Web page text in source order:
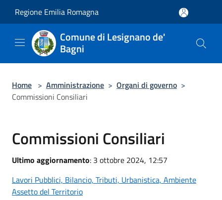
Regione Emilia Romagna
Comune di Lesignano de'
Bagni
Home > Amministrazione > Organi di governo >
Commissioni Consiliari
Commissioni Consiliari
Ultimo aggiornamento: 3 ottobre 2024, 12:57
Lavori Pubblici, Bilancio, Tributi, Urbanistica, Ambiente
Assetto del Territorio